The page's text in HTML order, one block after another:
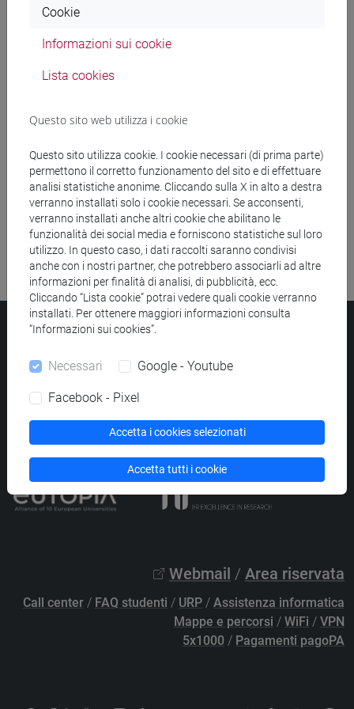
Ricerca insegnamenti
Ricerca pubblicazioni
Ricerca risorse bibliografiche
Università Ca’ Foscari
PECprotocollo@pec.unive.it
Privacy/Cookies/Credits e note legali
Elenco siti tematici
Webmail / Area riservata
Call center / FAQ studenti / URP / Assistenza informatica
Mappe e percorsi / WiFi / VPN
5x1000 / Pagamenti pagoPA
Cookie
Informazioni sui cookie
Lista cookies
Questo sito web utilizza i cookie
Questo sito utilizza cookie. I cookie necessari (di prima parte)
permettono il corretto funzionamento del sito e di effettuare
analisi statistiche anonime. Cliccando sulla X in alto a destra
verranno installati solo i cookie necessari. Se acconsenti,
verranno installati anche altri cookie che abilitano le
funzionalità dei social media e forniscono statistiche sul loro
utilizzo. In questo caso, i dati raccolti saranno condivisi
anche con i nostri partner, che potrebbero associarli ad altre
informazioni per finalità di analisi, di pubblicità, ecc.
Cliccando “Lista cookie” potrai vedere quali cookie verranno
installati. Per ottenere maggiori informazioni consulta
“Informazioni sui cookies”.
Necessari Google - Youtube
Facebook - Pixel
Accetta i cookies selezionati
Accetta tutti i cookie